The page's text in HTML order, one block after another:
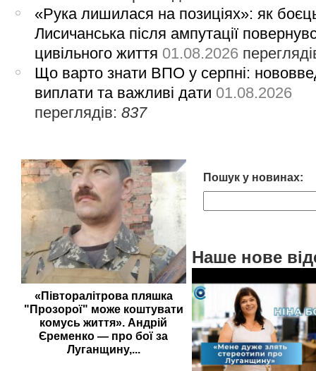
«Рука лишилася на позиціях»: як
Лисичанська після ампутації
цивільного життя 01.08.2026
Що варто знати ВПО у серпні:
виплати та важливі дати 01.08.2026
переглядів:837
«Півторалітрова пляшка
"Прозорої" може коштувати
комусь життя». Андрій
Єременко — про бої за
Луганщину,...
Пошук у новинах:
Наше нове